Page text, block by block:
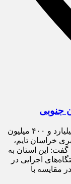
جنوبی
تعهدات مالی مولدسازی خراسان جنوبی به ۱ میلیارد و ۴۰۰ میلیون
خراسان تایم،
گفت: این استان به
اجرایی در
مقایسه با